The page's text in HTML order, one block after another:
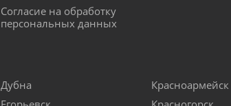
Согласие на обработку
персональных данных
Дубна
Красноармейск